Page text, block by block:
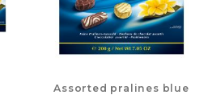
Assorted pralines blue